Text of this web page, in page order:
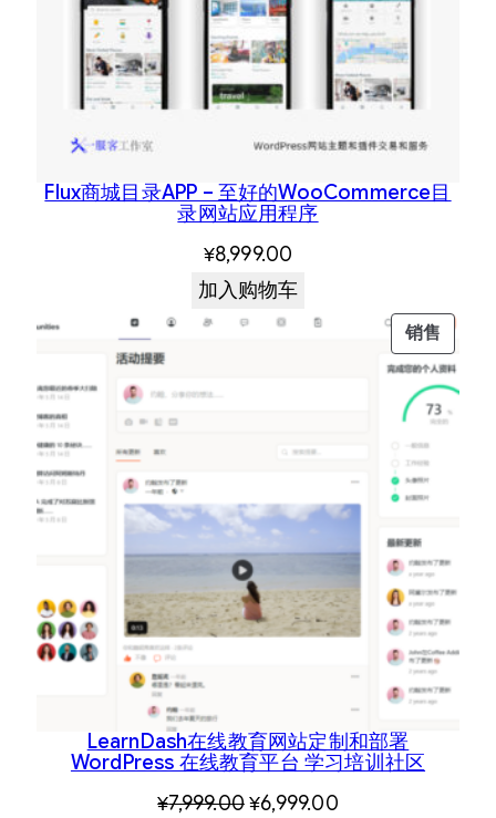
Flux商城目录APP – 至好的WooCommerce目
录网站应用程序
¥8,999.00
加入购物车
销售 促
销
产
品
LearnDash在线教育网站定制和部署
WordPress 在线教育平台 学习培训社区
¥7,999.00原
¥6,999.00当